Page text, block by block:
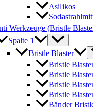
Asilikos
Werkzeuge (Bristle
Spalte 1
Bristle Blaster
Bristle
Bristle
Bristle
Bristle
Bänder